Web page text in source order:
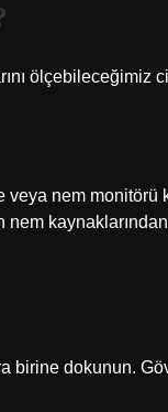
ölçebileceğimiz
nem monitörü
birine dokunun.